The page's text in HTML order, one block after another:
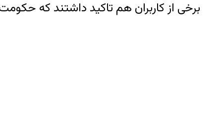
برخی از کاربران هم تاکید داشتند که حکومت